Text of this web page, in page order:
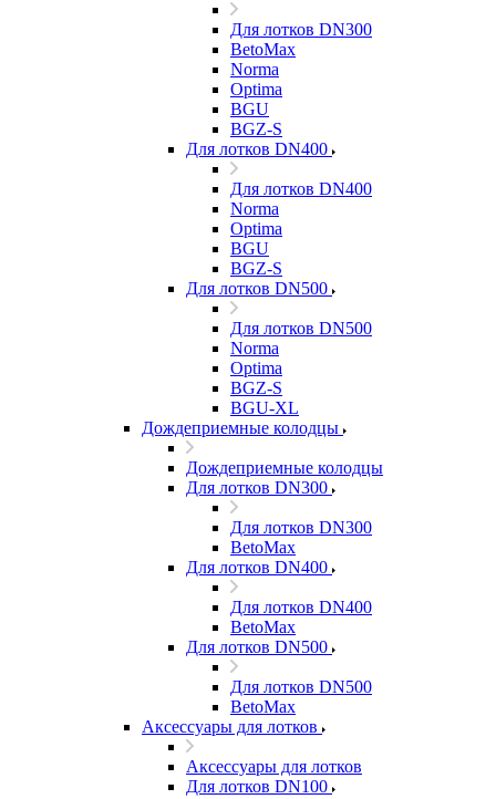
Для лотков DN300
BetoMax
Norma
Optima
BGU
BGZ-S
Для лотков DN400
Для лотков DN400
Norma
Optima
BGU
BGZ-S
Для лотков DN500
Для лотков DN500
Norma
Optima
BGZ-S
BGU-XL
Дождеприемные колодцы
Дождеприемные колодцы
Для лотков DN300
Для лотков DN300
BetoMax
Для лотков DN400
Для лотков DN400
BetoMax
Для лотков DN500
Для лотков DN500
BetoMax
Аксессуары для лотков
Аксессуары для лотков
Для лотков DN100